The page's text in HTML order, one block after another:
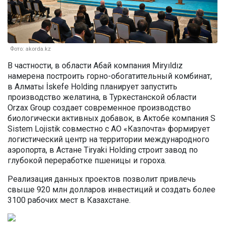
Фото: akorda.kz
В частности, в области Абай компания Miryıldız
намерена построить горно-обогатительный комбинат,
в Алматы İskefe Holding планирует запустить
производство желатина, в Туркестанской области
Orzax Group создает современное производство
биологически активных добавок, в Актобе компания S
Sistem Lojistik совместно с АО «Казпочта» формирует
логистический центр на территории международного
аэропорта, в Астане Tiryaki Holding строит завод по
глубокой переработке пшеницы и гороха.
Реализация данных проектов позволит привлечь
свыше 920 млн долларов инвестиций и создать более
3100 рабочих мест в Казахстане.